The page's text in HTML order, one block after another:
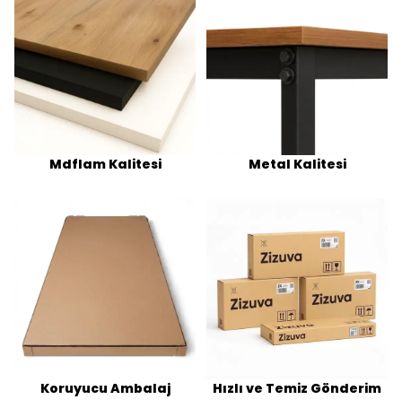
Mdflam Kalitesi Metal Kalitesi
Koruyucu Ambalaj Hızlı ve Temiz Gönderim